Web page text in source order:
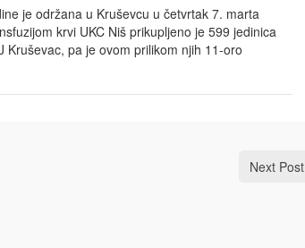
je održana u Kruševcu u četvrtak 7. marta
krvi UKC Niš prikupljeno je 599 jedinica
Kruševac, pa je ovom prilikom njih 11-oro
Next Post